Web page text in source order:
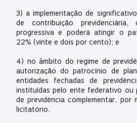
3) a implementação de
de contribuição
progressiva e poderá atingir o
22% (vinte e dois por cento); e
4) no âmbito do regime de
autorização do patrocínio de
entidades fechadas de
instituídas pelo ente federativo ou
de previdência complementar, por
licitatório.